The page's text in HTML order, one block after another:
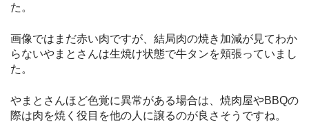
た。
画像ではまだ赤い肉ですが、結局肉の焼き加減が見てわか
らないやまとさんは生焼け状態で牛タンを頬張っていまし
た。
やまとさんほど色覚に異常がある場合は、焼肉屋やBBQの
際は肉を焼く役目を他の人に譲るのが良さそうですね。